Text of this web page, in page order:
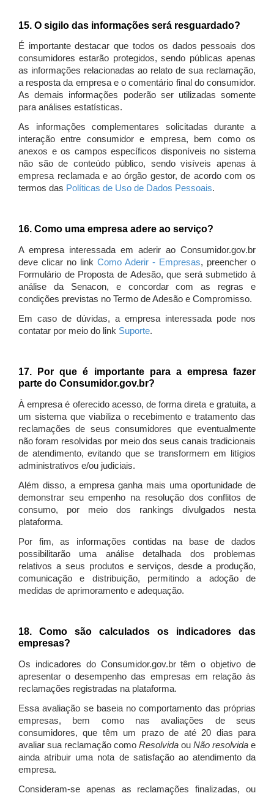
15. O sigilo das informações será resguardado?
É importante destacar que todos os dados pessoais dos
consumidores estarão protegidos, sendo públicas apenas
as informações relacionadas ao relato de sua reclamação,
a resposta da empresa e o comentário final do consumidor.
As demais informações poderão ser utilizadas somente
para análises estatísticas.
As informações complementares solicitadas durante a
interação entre consumidor e empresa, bem como os
anexos e os campos específicos disponíveis no sistema
não são de conteúdo público, sendo visíveis apenas à
empresa reclamada e ao órgão gestor, de acordo com os
termos das Políticas de Uso de Dados Pessoais.
16. Como uma empresa adere ao serviço?
A empresa interessada em aderir ao Consumidor.gov.br
deve clicar no link Como Aderir - Empresas, preencher o
Formulário de Proposta de Adesão, que será submetido à
análise da Senacon, e concordar com as regras e
condições previstas no Termo de Adesão e Compromisso.
Em caso de dúvidas, a empresa interessada pode nos
contatar por meio do link Suporte.
17. Por que é importante para a empresa fazer
parte do Consumidor.gov.br?
À empresa é oferecido acesso, de forma direta e gratuita, a
um sistema que viabiliza o recebimento e tratamento das
reclamações de seus consumidores que eventualmente
não foram resolvidas por meio dos seus canais tradicionais
de atendimento, evitando que se transformem em litígios
administrativos e/ou judiciais.
Além disso, a empresa ganha mais uma oportunidade de
demonstrar seu empenho na resolução dos conflitos de
consumo, por meio dos rankings divulgados nesta
plataforma.
Por fim, as informações contidas na base de dados
possibilitarão uma análise detalhada dos problemas
relativos a seus produtos e serviços, desde a produção,
comunicação e distribuição, permitindo a adoção de
medidas de aprimoramento e adequação.
18. Como são calculados os indicadores das
empresas?
Os indicadores do Consumidor.gov.br têm o objetivo de
apresentar o desempenho das empresas em relação às
reclamações registradas na plataforma.
Essa avaliação se baseia no comportamento das próprias
empresas, bem como nas avaliações de seus
consumidores, que têm um prazo de até 20 dias para
avaliar sua reclamação como Resolvida ou Não resolvida e
ainda atribuir uma nota de satisfação ao atendimento da
empresa.
Consideram-se apenas as reclamações finalizadas, ou